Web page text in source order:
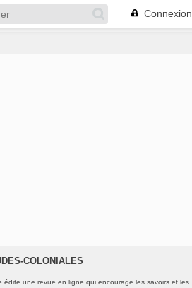
Connexion
COLONIALES
édite une revue en ligne qui encourage les savoirs et les